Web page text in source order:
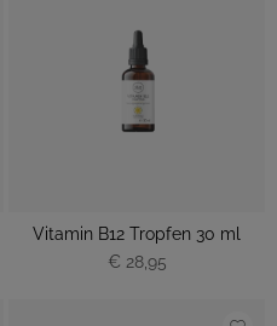
Vitamin B12 Tropfen 30 ml
€ 28,95